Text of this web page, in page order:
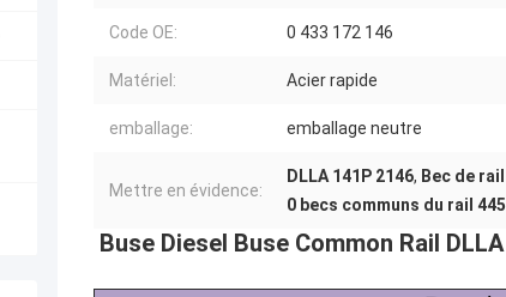
Code OE: 0 433 172 146
Matériel: Acier rapide
emballage: emballage neutre
Mettre en évidence:
DLLA 141P 2146, Bec de
0 becs communs du rail
Buse Diesel Buse Common Rail